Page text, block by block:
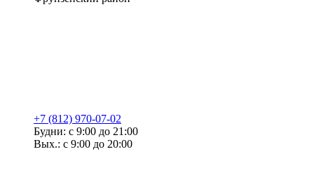
+7 (812) 970-07-02
Будни: с 9:00 до 21:00
Вых.: с 9:00 до 20:00